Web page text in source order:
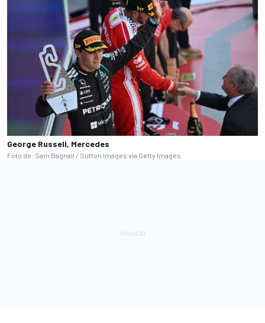
George Russell, Mercedes
Foto de: Sam Bagnall / Sutton Images via Getty Images